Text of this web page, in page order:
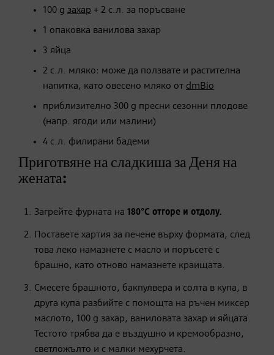
100 g захар + 2 с.л. за поръсване
1 опаковка ванилова захар
3 яйца
2 с.л. мляко: може да ползвате и растителна
напитка, като овесено мляко от dmBio
приблизително 300 g пресни сезонни плодове
(напр. ягоди или малини)
4 с.л. филирани бадеми
Приготвяне на сладкиша за Деня на
жената:
Загрейте фурната на 180°C отгоре и отдолу.
Поставете хартия за печене върху формата, след
това леко намазнете с масло и поръсете с
брашно, като отново намазнете краищата.
Смесете брашното, бакпулвера и солта в купа, в
друга купа разбийте с помощта на ръчен миксер
маслото, 100 g захар, ваниловата захар и яйцата.
Тестото трябва да е въздушно и кремообразно,
светложълто и с малки мехурчета.